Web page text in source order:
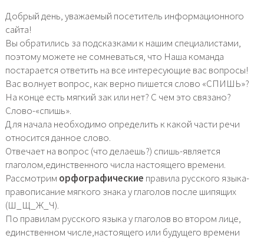
Добрый день, уважаемый посетитель информационного
сайта!
Вы обратились за подсказками к нашим специалистами,
поэтому можете не сомневаться, что Наша команда
постарается ответить на все интересующие вас вопросы!
Вас волнует вопрос, как верно пишется слово «СПИШЬ»?
На конце есть мягкий зак или нет? С чем это связано?
Слово-«спишь».
Для начала необходимо определить к какой части речи
относится данное слово.
Отвечает на вопрос (что делаешь?) спишь-является
глаголом,единственного числа настоящего времени.
Рассмотрим орфографические правила русского языка-
правописание мягкого знака у глаголов после шипящих
(Ш_Щ_Ж_Ч).
По правилам русского языка у глаголов во втором лице,
единственном числе,настоящего или будущего времени